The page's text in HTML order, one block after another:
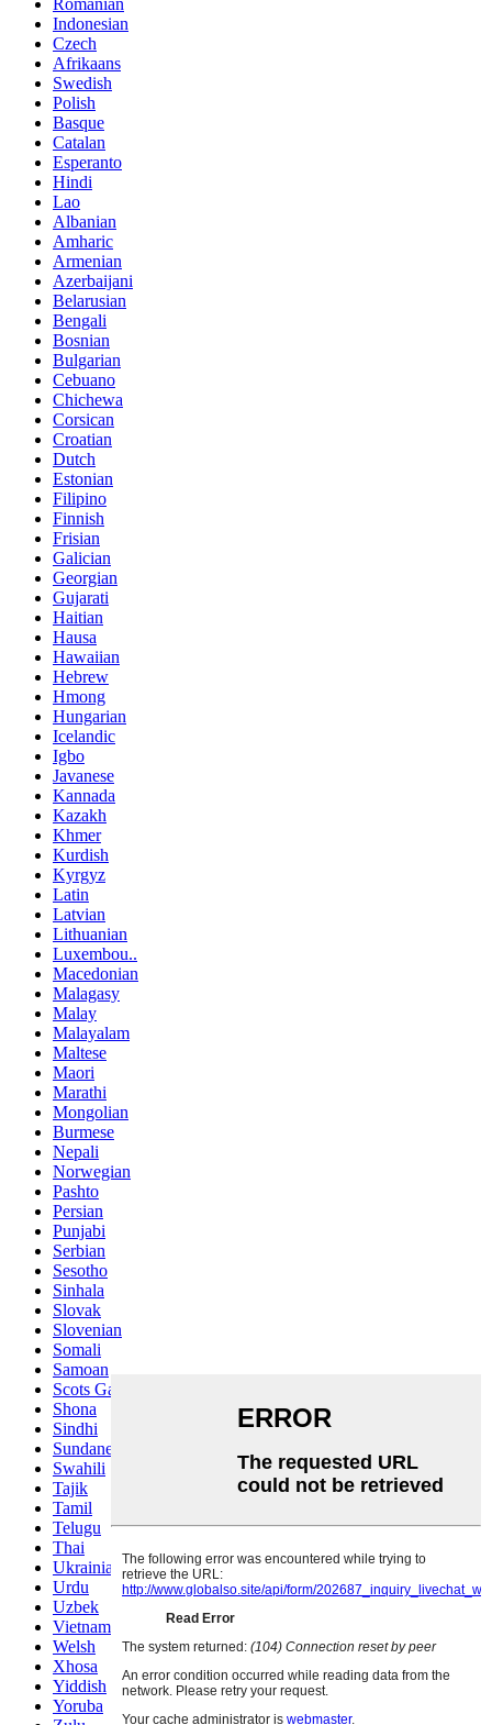
Indonesian
Czech
Afrikaans
Swedish
Polish
Basque
Catalan
Esperanto
Hindi
Lao
Albanian
Amharic
Armenian
Azerbaijani
Belarusian
Bengali
Bosnian
Bulgarian
Cebuano
Chichewa
Corsican
Croatian
Dutch
Estonian
Filipino
Finnish
Frisian
Galician
Georgian
Gujarati
Haitian
Hausa
Hawaiian
Hebrew
Hmong
Hungarian
Icelandic
Igbo
Javanese
Kannada
Kazakh
Khmer
Kurdish
Kyrgyz
Latin
Latvian
Lithuanian
Luxembou..
Macedonian
Malagasy
Malay
Malayalam
Maltese
Maori
Marathi
Mongolian
Burmese
Nepali
Norwegian
Pashto
Persian
Punjabi
Serbian
Sesotho
Sinhala
Slovak
Slovenian
Somali
Samoan
Scots Gaelic
Shona
Sindhi
Sundanese
Swahili
Tajik
Tamil
Telugu
Thai
Ukrainian
Urdu
Uzbek
Vietnamese
Welsh
Xhosa
Yiddish
Yoruba